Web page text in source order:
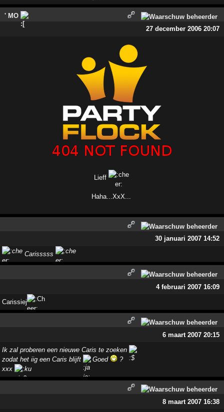
' MO
27 december 2006 20:07
Lieff
Haha...XxX...
30 januari 2007 14:52
Carisssss
4 februari 2007 16:09
Carissiej
6 maart 2007 20:15
Ik zal proberen een nieuwe Caris te zoeken
zodat het iig een Caris blijft
Goed
?
xxx
8 maart 2007 16:38